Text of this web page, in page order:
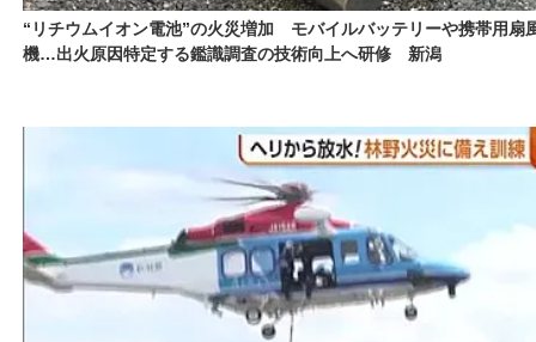
“リチウムイオン電池”の火災増加 モバイルバッテリーや携帯用扇
機…出火原因特定する鑑識調査の技術向上へ研修 新潟